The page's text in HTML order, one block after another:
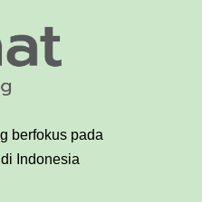
berfokus pada
Indonesia